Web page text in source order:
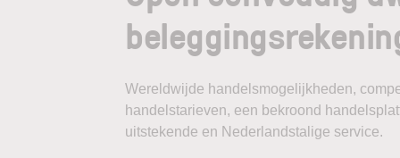
Wereldwijde handelsmogelijkheden,
handelstarieven, een bekroond
uitstekende en Nederlandstalige service.